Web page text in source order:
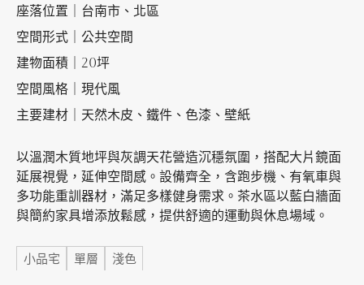
座落位置｜台南市、北區
空間形式｜公共空間
建物面積｜20坪
空間風格｜現代風
主要建材｜天然木皮、鐵件、色漆、壁紙
以溫潤木質地坪與灰調天花營造沉穩氛圍，搭配大片鏡面
延展視覺，延伸空間感。設備齊全，含跑步機、有氧車與
多功能重訓器材，滿足多樣健身需求。茶水區以藍白牆面
與簡約家具增添放鬆感，提供舒適的運動與休息場域。
標籤
小品宅 單層 淺色